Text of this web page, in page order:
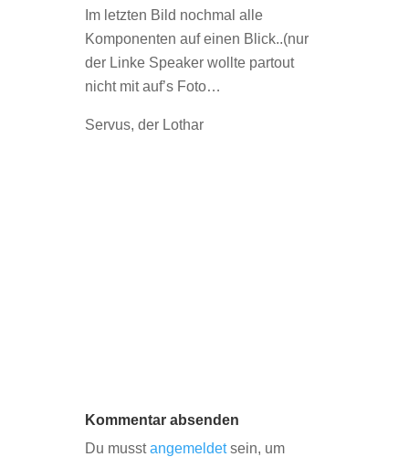
Im letzten Bild nochmal alle
Komponenten auf einen Blick..(nur
der Linke Speaker wollte partout
nicht mit auf’s Foto…
Servus, der Lothar
Kommentar absenden
Du musstangemeldetsein, um